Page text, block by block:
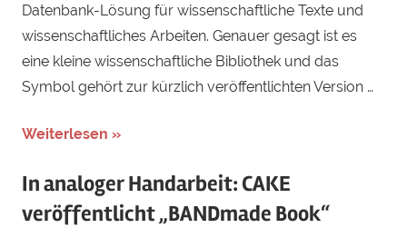
Datenbank-Lösung für wissenschaftliche Texte und
wissenschaftliches Arbeiten. Genauer gesagt ist es
eine kleine wissenschaftliche Bibliothek und das
Symbol gehört zur kürzlich veröffentlichten Version …
Weiterlesen »
In analoger Handarbeit: CAKE
veröffentlicht „BANDmade Book“